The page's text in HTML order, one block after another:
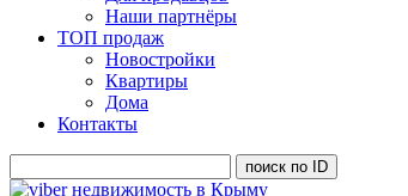
Наши партнёры
ТОП продаж
Новостройки
Квартиры
Дома
Контакты